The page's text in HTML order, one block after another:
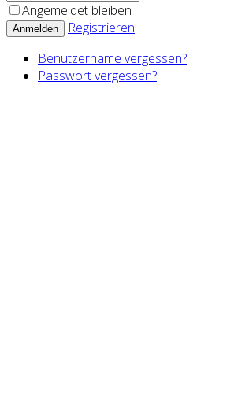
Angemeldet bleiben
Anmelden
Registrieren
Benutzername vergessen?
Passwort vergessen?